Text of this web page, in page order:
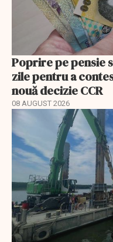
Poprire pe pensie
zile pentru a
nouă decizie CCR
08 AUGUST 2026